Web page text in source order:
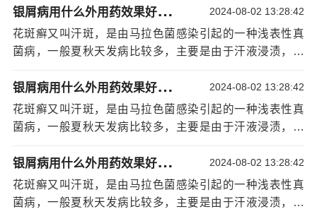
辣刺激性的食物、要多吃蔬菜水果，这些对花斑癣的康复
很有帮助。
注意事项：
这个季节一定要加强防晒工作，尽量避免紫外线的照射，
同时也要注意饮食，不要吃一些对花斑癣有刺激性的食
物，以免加重病情。
花斑藓跟银屑病有什么曲别
长一块一块的，像黄豆般大小一样的，而且有很明显的白
色斑块，有 宁波治疗银屑病好的医院的还有点脱皮，有的
地方还有点痒的，我上网查了一下，说是银屑病，我也不
银
屑病用什么外用药效果好呢：治银屑病宁波哪家医院好 2024-08-02 13:28:42
花斑癣又叫汗斑，是由马拉色菌感染引起的一种浅表性真
菌病，一般夏秋天发病比较多，主要是由于汗液浸渍，衣
胸背、腹部、腋下，一般是在胸上，背部，四肢等处，有
时候也可以出现在腋下，手背等部位，花斑癣不是单一的
病，它只是在皮肤角质层的细菌感染引起的。步骤/方法：
意个人[详情]
银
屑病用什么外用药效果好呢：治银屑病宁波哪家医院好 2024-08-02 13:28:42
花斑癣又叫汗斑，是由马拉色菌感染引起的一种浅表性真
菌病，一般夏秋天发病比较多，主要是由于汗液浸渍，衣
胸背、腹部、腋下，一般是在胸上，背部，四肢等处，有
时候也可以出现在腋下，手背等部位，花斑癣不是单一的
病，它只是在皮肤角质层的细菌感染引起的。步骤/方法：
银
屑病用什么外用药效果好呢：治银屑病宁波哪家医院好 2024-08-02 13:28:42
花斑癣又叫汗斑，是由马拉色菌感染引起的一种浅表性真
菌病，一般夏秋天发病比较多，主要是由于汗液浸渍，衣